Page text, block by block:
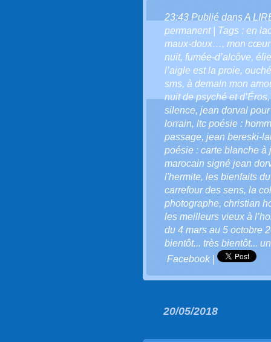
23:43 Publié dansA
permanent| Tags : en
maux-doux…, mon cœur
nuit, fumée-d’alcôve,
l’aigle est la proie,
sms, à demain mon
nuit de psyché et d’Éros
silence, jean dorval
lorrain, ltc poésie :
passage, jean bereski-
poésie : carte blanche à
marocain signé jean
l'hermite, les bienfaits
carrefour des sens, la
photographe, christian
les meilleurs vieux à
du 4 mars au 5 octobre
bientôt... très bientôt...
Facebook|
20/05/2018